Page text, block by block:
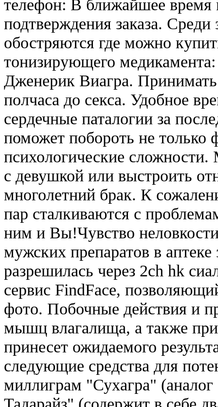
телефон: В ближайшее
подтверждения заказа. Среди
обостряются где можно
тонизирующего
Дженерик Виагра. Принимать
полчаса до секса. Удобное
сердечные паталогии за
поможет побороть не только
психологические
с девушкой или выстроить
многолетний брак. К
пар сталкиваются с
ним и Вы!Чувство
мужских препаратов в
разрешилась через 2ch hk
сервис FindFace,
фото. Побочные действия и
мышц влагалища, а также
принесет ожидаемого
следующие средства для
миллиграм "Сухагра"